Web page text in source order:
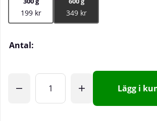
199 kr 349 kr
Antal:
Lägg i